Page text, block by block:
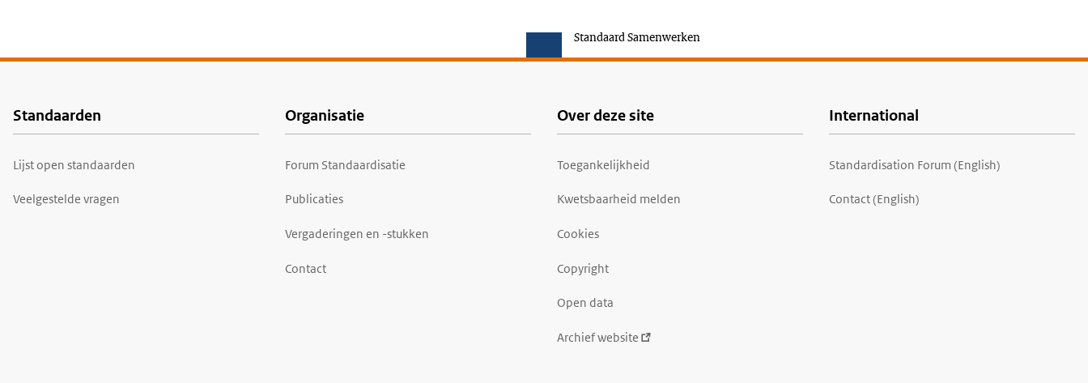
Standaard Samenwerken
Voet
Standaarden
Lijst open standaarden
Veelgestelde vragen
Organisatie
Forum Standaardisatie
Publicaties
Vergaderingen en -stukken
Contact
Over deze site
Toegankelijkheid
Kwetsbaarheid melden
Cookies
Copyright
Open data
Archief website
International
Standardisation Forum (English)
Contact (English)